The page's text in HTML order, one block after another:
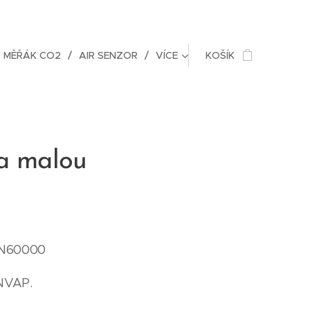
MĚŘÁK CO2 AIR SENZOR VÍCE KOŠÍK
malou